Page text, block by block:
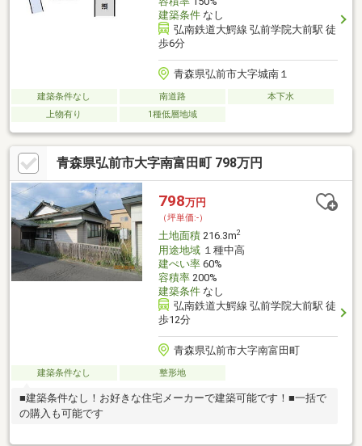
建築条件なし
弘南鉄道大鰐線 弘前学院大前駅 徒
歩6分
青森県弘前市大字城南１
建築条件なし 南道路
本下水
上物有り
1種低層地域
青森県弘前市大字南富田町 798万円
798万円
（坪単価:-）
土地面積216.3m2
用途地域１種中高
建ぺい率60%
容積率200%
建築条件なし
弘南鉄道大鰐線 弘前学院大前駅 徒
歩12分
青森県弘前市大字南富田町
建築条件なし 整形地
■建築条件なし！お好きな住宅メーカーで建築可能です！■一括で
の購入も可能です